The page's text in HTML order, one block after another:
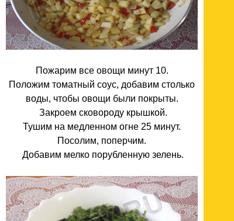
Пожарим все овощи минут 10.
Положим томатный соус, добавим столько
воды, чтобы овощи были покрыты.
Закроем сковороду крышкой.
Тушим на медленном огне 25 минут.
Посолим, поперчим.
Добавим мелко порубленную зелень.